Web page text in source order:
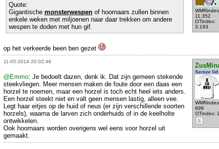
11.352
OTindex:
3.193
Quote:
Gigantische monsterwespen of hoornaars zullen binnen
enkele weken met miljoenen naar daar trekken om andere
wespen te doden met hun gif.
op het verkeerde been ben gezet
11-05-2014 20:02:46
Senior lid
699
OTindex:
S
@Emmo: Je bedoelt dazen, denk ik. Dat zijn gemeen stekende
steekvliegen. Meer mensen maken de foute door een daas een
horzel te noemen, maar een horzel is toch echt heel iets anders.
Een horzel steekt niet en valt geen mensen lastig, alleen vee.
Legt haar eitjes op de huid of neus (er zijn verschillende soorten
horzels), waarna de larven zich onderhuids of in de keelholte
ontwikkelen.
Ook hoornaars worden overigens wel eens voor horzel uit
gemaakt.